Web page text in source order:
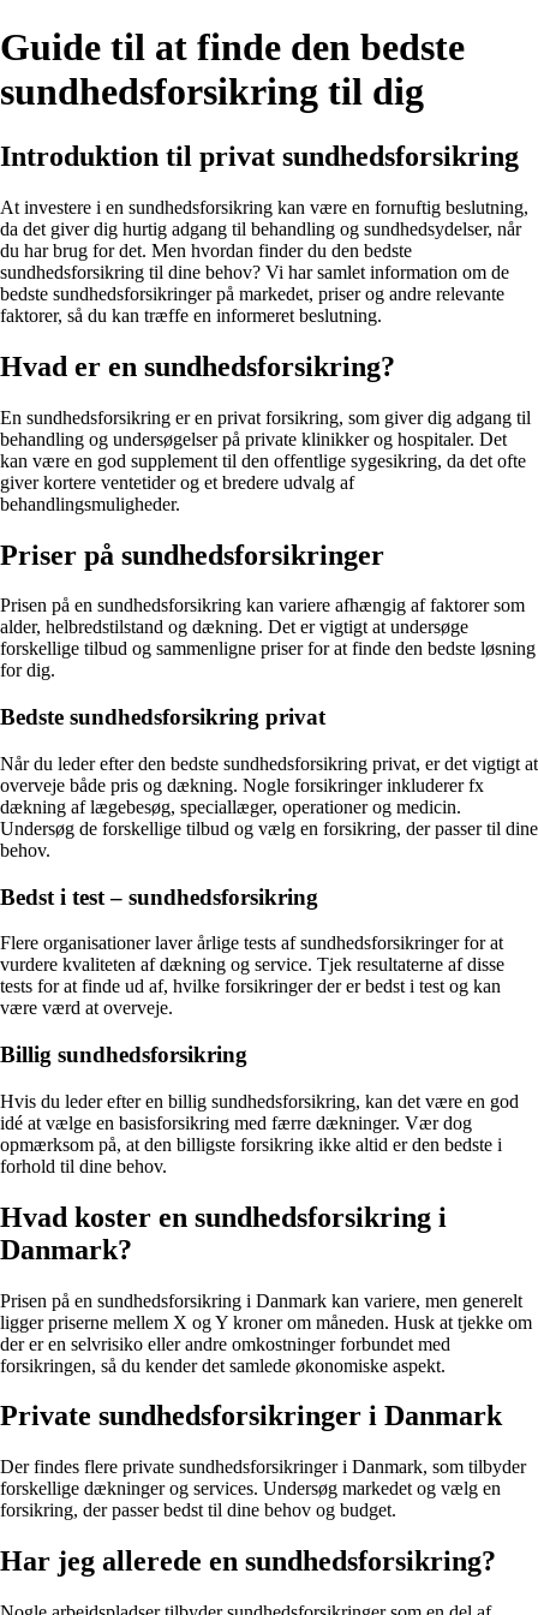
Guide til at finde den bedste
sundhedsforsikring til dig
Introduktion til privat sundhedsforsikring
At investere i en sundhedsforsikring kan være en fornuftig beslutning,
da det giver dig hurtig adgang til behandling og sundhedsydelser, når
du har brug for det. Men hvordan finder du den bedste
sundhedsforsikring til dine behov? Vi har samlet information om de
bedste sundhedsforsikringer på markedet, priser og andre relevante
faktorer, så du kan træffe en informeret beslutning.
Hvad er en sundhedsforsikring?
En sundhedsforsikring er en privat forsikring, som giver dig adgang til
behandling og undersøgelser på private klinikker og hospitaler. Det
kan være en god supplement til den offentlige sygesikring, da det ofte
giver kortere ventetider og et bredere udvalg af
behandlingsmuligheder.
Priser på sundhedsforsikringer
Prisen på en sundhedsforsikring kan variere afhængig af faktorer som
alder, helbredstilstand og dækning. Det er vigtigt at undersøge
forskellige tilbud og sammenligne priser for at finde den bedste løsning
for dig.
Bedste sundhedsforsikring privat
Når du leder efter den bedste sundhedsforsikring privat, er det vigtigt at
overveje både pris og dækning. Nogle forsikringer inkluderer fx
dækning af lægebesøg, speciallæger, operationer og medicin.
Undersøg de forskellige tilbud og vælg en forsikring, der passer til dine
behov.
Bedst i test – sundhedsforsikring
Flere organisationer laver årlige tests af sundhedsforsikringer for at
vurdere kvaliteten af dækning og service. Tjek resultaterne af disse
tests for at finde ud af, hvilke forsikringer der er bedst i test og kan
være værd at overveje.
Billig sundhedsforsikring
Hvis du leder efter en billig sundhedsforsikring, kan det være en god
idé at vælge en basisforsikring med færre dækninger. Vær dog
opmærksom på, at den billigste forsikring ikke altid er den bedste i
forhold til dine behov.
Hvad koster en sundhedsforsikring i
Danmark?
Prisen på en sundhedsforsikring i Danmark kan variere, men generelt
ligger priserne mellem X og Y kroner om måneden. Husk at tjekke om
der er en selvrisiko eller andre omkostninger forbundet med
forsikringen, så du kender det samlede økonomiske aspekt.
Private sundhedsforsikringer i Danmark
Der findes flere private sundhedsforsikringer i Danmark, som tilbyder
forskellige dækninger og services. Undersøg markedet og vælg en
forsikring, der passer bedst til dine behov og budget.
Har jeg allerede en sundhedsforsikring?